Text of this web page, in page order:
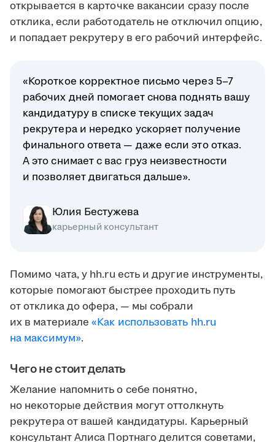
открывается в карточке вакансии сразу после
отклика, если работодатель не отключил опцию,
и попадает рекрутеру в его рабочий интерфейс.
«Короткое корректное письмо через 5–7
рабочих дней помогает снова поднять вашу
кандидатуру в списке текущих задач
рекрутера и нередко ускоряет получение
финального ответа — даже если это отказ.
А это снимает с вас груз неизвестности
и позволяет двигаться дальше».
Юлия Бестужева
карьерный консультант
Помимо чата, у hh.ru есть и другие инструменты,
которые помогают быстрее проходить путь
от отклика до офера, — мы собрали
их в материале«Как использовать hh.ru
на максимум».
Чего не стоит делать
Желание напомнить о себе понятно,
но некоторые действия могут оттолкнуть
рекрутера от вашей кандидатуры. Карьерный
консультант Алиса Портнаго делится советами,